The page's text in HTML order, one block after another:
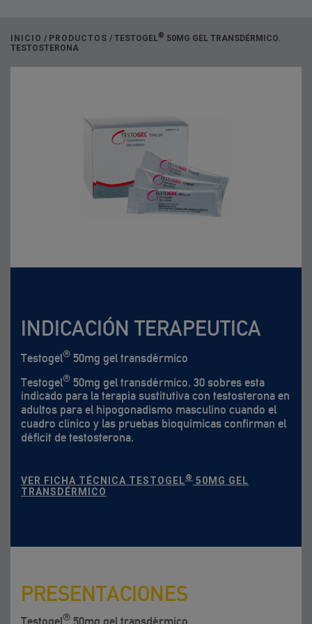
INICIO / PRODUCTOS / TESTOGEL® 50MG GEL TRANSDÉRMICO.
TESTOSTERONA
INDICACIÓN TERAPEUTICA
Testogel® 50mg gel transdérmico
Testogel® 50mg gel transdérmico, 30 sobres esta
indicado para la terapia sustitutiva con testosterona en
adultos para el hipogonadismo masculino cuando el
cuadro clínico y las pruebas bioquímicas confirman el
déficit de testosterona.
VER FICHA TÉCNICA TESTOGEL® 50MG GEL
TRANSDÉRMICO
PRESENTACIONES
Testogel® 50mg gel transdérmico